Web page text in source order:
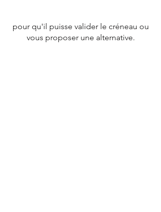
pour qu'il puisse valider le créneau ou
vous proposer une alternative.